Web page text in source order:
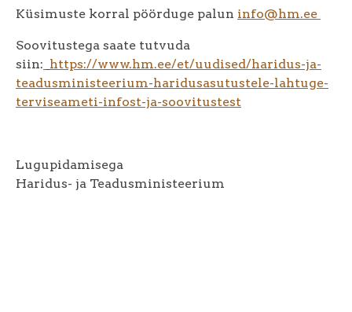
Küsimuste korral pöörduge palun info@hm.ee
Soovitustega saate tutvuda
siin: https://www.hm.ee/et/uudised/haridus-ja-
teadusministeerium-haridusasutustele-lahtuge-
terviseameti-infost-ja-soovitustest
Lugupidamisega
Haridus- ja Teadusministeerium